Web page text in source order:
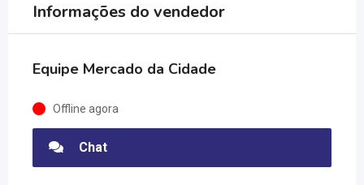
Informações do vendedor
Equipe Mercado da Cidade
Offline agora
Chat